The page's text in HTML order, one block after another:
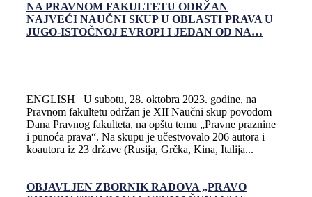
NA PRAVNOM FAKULTETU ODRŽAN
NAJVEĆI NAUČNI SKUP U OBLASTI PRAVA U
JUGO-ISTOČNOJ EVROPI I JEDAN OD NA…
ENGLISH U subotu, 28. oktobra 2023. godine, na
Pravnom fakultetu održan je XII Naučni skup povodom
Dana Pravnog fakulteta, na opštu temu „Pravne praznine
i punoća prava“. Na skupu je učestvovalo 206 autora i
koautora iz 23 države (Rusija, Grčka, Kina, Italija...
OBJAVLJEN ZBORNIK RADOVA „PRAVO